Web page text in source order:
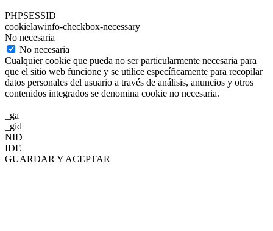
PHPSESSID
cookielawinfo-checkbox-necessary
No necesaria
No necesaria
Cualquier cookie que pueda no ser particularmente necesaria para
que el sitio web funcione y se utilice específicamente para recopilar
datos personales del usuario a través de análisis, anuncios y otros
contenidos integrados se denomina cookie no necesaria.
_ga
_gid
NID
IDE
GUARDAR Y ACEPTAR